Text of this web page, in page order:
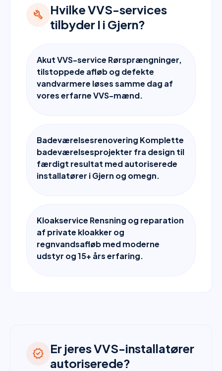
build
Hvilke VVS-services
tilbyder I i Gjern?
Akut VVS-service Rørsprængninger,
tilstoppede afløb og defekte
vandvarmere løses samme dag af
vores erfarne VVS-mænd.
Badeværelsesrenovering Komplette
badeværelsesprojekter fra design til
færdigt resultat med autoriserede
installatører i Gjern og omegn.
Kloakservice Rensning og reparation
af private kloakker og
regnvandsafløb med moderne
udstyr og 15+ års erfaring.
verified Er jeres VVS-installatører
autoriserede?